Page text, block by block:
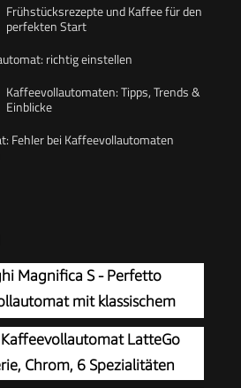
Frühstücksrezepte und Kaffee für den
perfekten Start
richtig einstellen
Kaffeevollautomaten: Tipps, Trends &
Einblicke
Fehler bei Kaffeevollautomaten
Magnifica S - Perfetto
mit klassischem
Espresso- und
Bedienfeld mit
Kaffeevollautomat LatteGo
Chrom, 6 Spezialitäten